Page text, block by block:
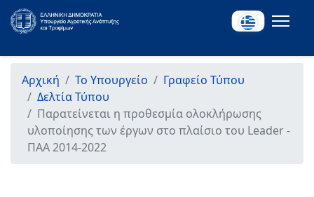
Αρχική Το Υπουργείο
Γραφείο Τύπου
Δελτία Τύπου
Παρατείνεται η προθεσμία ολοκλήρωσης
υλοποίησης των έργων στο πλαίσιο του Leader -
ΠΑΑ 2014-2022